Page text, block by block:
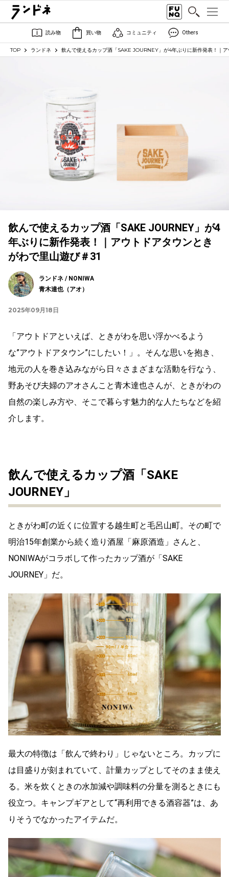
読み物 買い物 コミュニティ Others
TOP ランドネ 飲んで使えるカップ酒「SAKE JOURNEY」が4年ぶりに新作発表！｜
飲んで使えるカップ酒「SAKE JOURNEY」が4
年ぶりに新作発表！｜アウトドアタウンとき
がわで里山遊び＃31
ランドネ / NONIWA
青木達也（アオ）
2025年09月18日
「アウトドアといえば、ときがわを思い浮かべるよう
な”アウトドアタウン”にしたい！」。そんな思いを抱き、
地元の人を巻き込みながら日々さまざまな活動を行なう、
野あそび夫婦のアオさんこと青木達也さんが、ときがわの
自然の楽しみ方や、そこで暮らす魅力的な人たちなどを紹
介します。
飲んで使えるカップ酒「SAKE
JOURNEY」
ときがわ町の近くに位置する越生町と毛呂山町。 その町で
明治15年創業から続く造り酒屋「麻原酒造」 さんと、
NONIWAがコラボして作ったカップ酒が「SAKE
JOURNEY」だ。
最大の特徴は「飲んで終わり」じゃないところ。
カップに
は目盛りが刻まれていて、 計量カップとしてそのまま使え
る。 米を炊くときの水加減や調味料の分量を測るときにも
役立つ。 キャンプギアとして“再利用できる酒容器”は、 あ
りそうでなかったアイテムだ。